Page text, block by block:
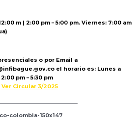
m | 2:00 pm – 5:00 pm. Viernes: 7:00 am
o por Email a
el horario es: Lunes a
pm – 5:30 pm
Ver Circular 3/2025